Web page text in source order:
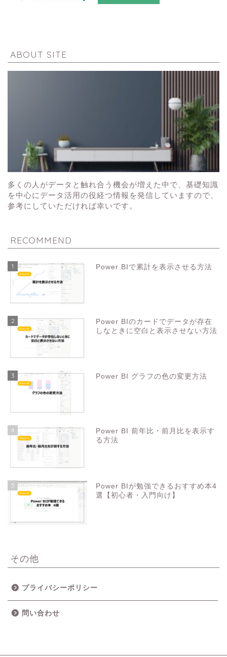
ABOUT SITE
多くの人がデータと触れ合う機会が増えた中で、基礎知識
を中心にデータ活用の役経つ情報を発信していますので、
参考にしていただければ幸いです。
RECOMMEND
1 Power BIで累計を表示させる方法
2
Power BIのカードでデータが存在
しなときに空白と表示させない方法
3 Power BI グラフの色の変更方法
4
Power BI 前年比・前月比を表示す
る方法
5
Power BIが勉強できるおすすめ本4
選【初心者・入門向け】
その他
プライバシーポリシー
問い合わせ